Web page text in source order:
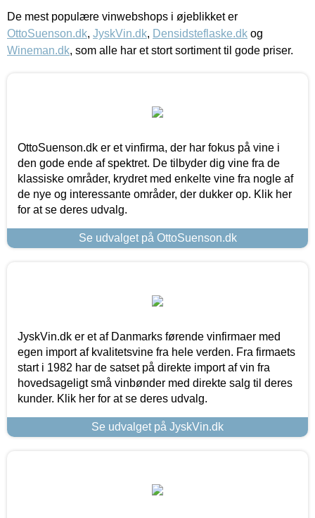
De mest populære vinwebshops i øjeblikket er
OttoSuenson.dk, JyskVin.dk, Densidsteflaske.dk og
Wineman.dk, som alle har et stort sortiment til gode priser.
OttoSuenson.dk er et vinfirma, der har fokus på vine i
den gode ende af spektret. De tilbyder dig vine fra de
klassiske områder, krydret med enkelte vine fra nogle af
de nye og interessante områder, der dukker op. Klik her
for at se deres udvalg.
Se udvalget på OttoSuenson.dk
JyskVin.dk er et af Danmarks førende vinfirmaer med
egen import af kvalitetsvine fra hele verden. Fra firmaets
start i 1982 har de satset på direkte import af vin fra
hovedsageligt små vinbønder med direkte salg til deres
kunder. Klik her for at se deres udvalg.
Se udvalget på JyskVin.dk